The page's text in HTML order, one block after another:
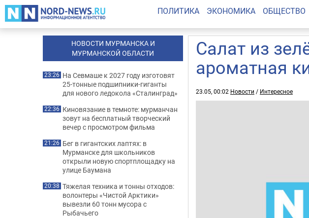
ПОЛИТИКА ЭКОНОМИКА ОБЩЕСТВО
Салат из
ароматная
23.05, 00:02 Новости / Интересное
НОВОСТИ МУРМАНСКА И
МУРМАНСКОЙ ОБЛАСТИ
23:26 На Севмаше к 2027 году изготовят
25-тонные подшипники-гиганты
для нового ледокола «Сталинград»
22:36 Киновязание в темноте: мурманчан
зовут на бесплатный творческий
вечер с просмотром фильма
21:26 Бег в гигантских лаптях: в
Мурманске для школьников
открыли новую спортплощадку на
улице Баумана
20:38 Тяжелая техника и тонны отходов:
волонтеры «Чистой Арктики»
вывезли 60 тонн мусора с
Рыбачьего